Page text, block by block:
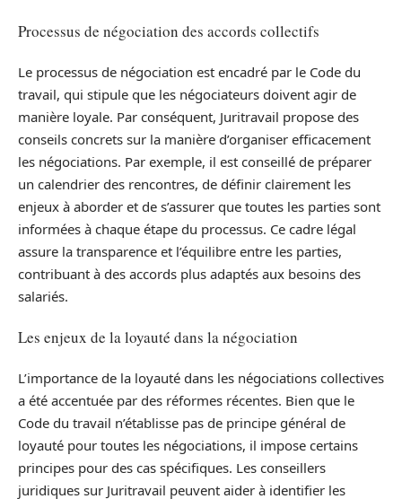
Processus de négociation des accords collectifs
Le processus de négociation est encadré par le Code du
travail, qui stipule que les négociateurs doivent agir de
manière loyale. Par conséquent, Juritravail propose des
conseils concrets sur la manière d’organiser efficacement
les négociations. Par exemple, il est conseillé de préparer
un calendrier des rencontres, de définir clairement les
enjeux à aborder et de s’assurer que toutes les parties sont
informées à chaque étape du processus. Ce cadre légal
assure la transparence et l’équilibre entre les parties,
contribuant à des accords plus adaptés aux besoins des
salariés.
Les enjeux de la loyauté dans la négociation
L’importance de la loyauté dans les négociations collectives
a été accentuée par des réformes récentes. Bien que le
Code du travail n’établisse pas de principe général de
loyauté pour toutes les négociations, il impose certains
principes pour des cas spécifiques. Les conseillers
juridiques sur Juritravail peuvent aider à identifier les